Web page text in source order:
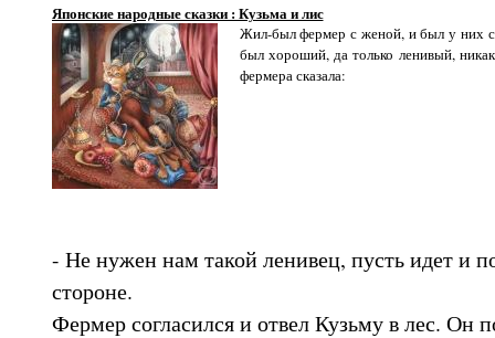
Японские народные сказки : Кузьма и лис
Жил-был фермер с женой, и был у них
был хороший, да только ленивый,
фермера сказала:
- Не нужен нам такой ленивец, пусть идет и
стороне.
Фермер согласился и отвел Кузьму в лес. Он